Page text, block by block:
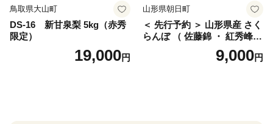
鳥取県大山町
DS-16 新甘泉梨 5kg（赤秀
限定）
19,000円
山形県朝日町
＜ 先行予約 ＞ 山形県産 さく
らんぼ （ 佐藤錦 ・ 紅秀峰
） ご家庭用 M以上 700g 【20
26年6月下旬から7月上旬発
9,000円